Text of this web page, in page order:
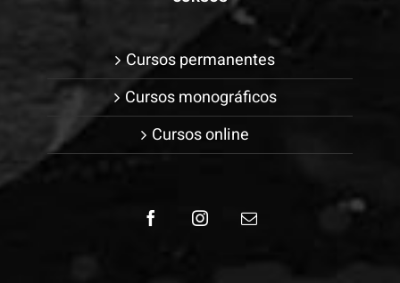
Cursos permanentes
Cursos monográficos
Cursos online